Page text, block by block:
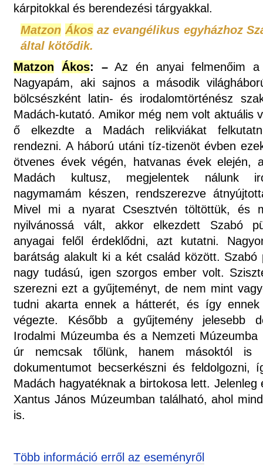
kárpitokkal és berendezési tárgyakkal.
Matzon Ákosaz evangélikus egyházhoz
által kötődik.
Matzon
Ákos: –Az én anyai felmenőim a
Nagyapám, aki sajnos a második
bölcsészként latin- és irodalomtörténész
Madách-kutató. Amikor még nem volt aktuális
ő elkezdte a Madách relikviákat
rendezni. A háború utáni tíz-tizenöt évben
ötvenes évek végén, hatvanas évek elején,
Madách kultusz, megjelentek nálunk
nagymamám készen, rendszerezve
Mivel mi a nyarat Csesztvén töltöttük, és
nyilvánossá vált, akkor elkezdett Szabó
anyagai felől érdeklődni, azt kutatni.
barátság alakult ki a két család között.
nagy tudású, igen szorgos ember volt.
szerezni ezt a gyűjteményt, de nem mint
tudni akarta ennek a hátterét, és így ennek
végezte. Később a gyűjtemény jelesebb
Irodalmi Múzeumba és a Nemzeti
úr nemcsak tőlünk, hanem másoktól is
dokumentumot becserkészni és feldolgozni,
Madách hagyatéknak a birtokosa lett.
Xantus János Múzeumban található, ahol
is.
Több információ erről az eseményről